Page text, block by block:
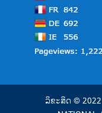
ລິຂະສິດ © 2022